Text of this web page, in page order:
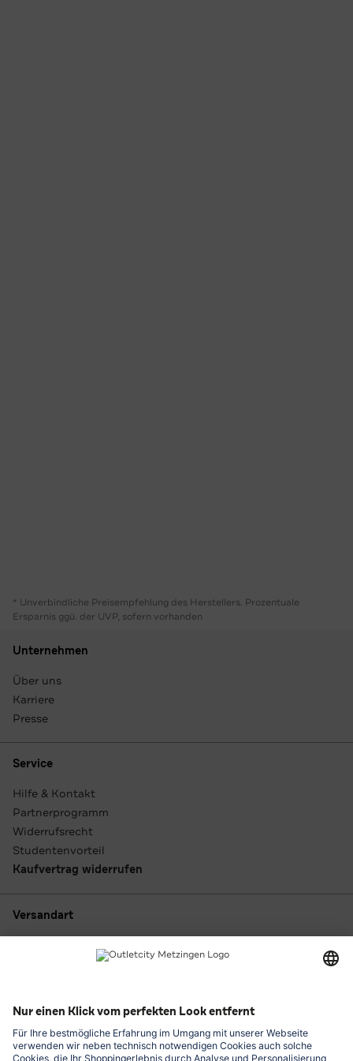
* Unverbindliche Preisempfehlung des Herstellers. Prozentuale
Ersparnis ggü. der UVP, sofern vorhanden
Unternehmen
Über uns
Karriere
Presse
Service
Hilfe & Kontakt
Partnerprogramm
Widerrufsrecht
Studentenvorteil
Kaufvertrag widerrufen
Versandart